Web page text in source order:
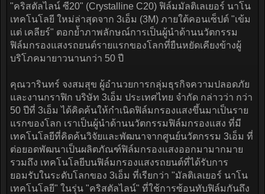
"คริสตัลไลน์ ซี20" (Crystalline C20) ฟิล์มมัลติเลเยอร์ นาโน
เทคโนโลยี ใหม่ล่าสุดจาก 3เอ็ม (3M) ภายใต้คอนเซ็ปต์ "เข้ม
แต่ เคลียร์" ตอกย้ำภาพลักษณ์การเป็นผู้นำด้านนวัตกรรม
ฟิล์มกรองแสงรถยนต์รายแรกของโลกที่ยืนหยัดเคียงข้างผู้
บริโภคมายาวนานกว่า 50 ปี
คุณวารินทร์ จงสมสุข ผู้อำนวยการกลุ่มธุรกิจความปลอดภัย
และงานกราฟิก บริษัท 3เอ็ม ประเทศไทย จำกัด กล่าวว่า กว่า
50 ปีที่ 3เอ็ม ได้คิดค้นให้กำเนิดฟิล์มกรองแสงขึ้นมาเป็นราย
แรกของโลก เราเป็นผู้นำด้านนวัตกรรมฟิล์มกรองแสง ที่มี
เทคโนโลยีที่คิดค้นวิจัยและพัฒนาจากศูนย์นวัตกรรม 3เอ็ม ที่
ต่อยอดพัฒนาเป็นผลิตภัณฑ์ฟิล์มกรองแสงออกมามากมาย
รวมถึง เทคโนโลยีบนฟิล์มกรองแสงรถยนต์ที่ได้รับการ
ยอมรับในระดับโลกของ 3เอ็ม ที่เรียกว่า "มัลติเลเยอร์ นาโน
เทคโนโลยี" ในรุ่น "คริสตัลไลน์" ที่ใช้การซ้อนทับฟิล์มกันถึง